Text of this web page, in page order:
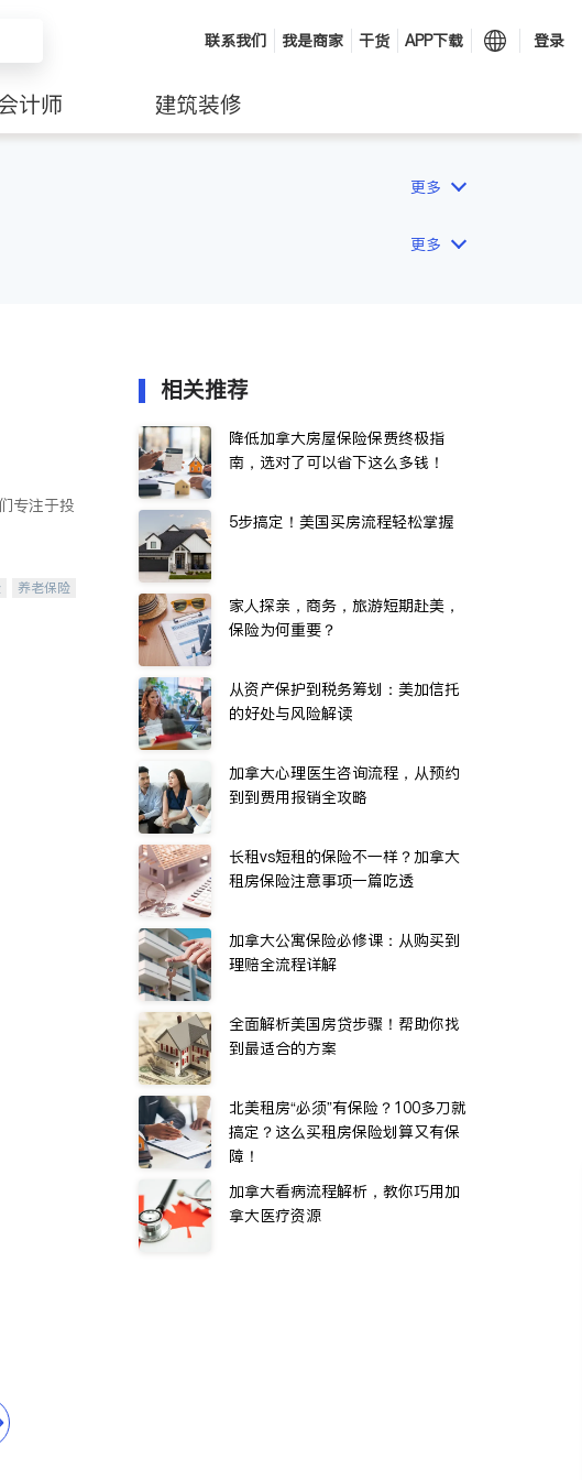
联系我们 我是商家 干货 APP下载 登录
计师 建筑装修
更多
更多
专注于投
养老保险
相关推荐
降低加拿大房屋保险保费终极指
南，选对了可以省下这么多钱！
5步搞定！美国买房流程轻松掌握
家人探亲，商务，旅游短期赴美，
保险为何重要？
从资产保护到税务筹划：美加信托
的好处与风险解读
加拿大心理医生咨询流程，从预约
到到费用报销全攻略
长租vs短租的保险不一样？加拿大
租房保险注意事项一篇吃透
加拿大公寓保险必修课：从购买到
理赔全流程详解
全面解析美国房贷步骤！帮助你找
到最适合的方案
北美租房“必须”有保险？100多刀就
搞定？这么买租房保险划算又有保
障！
加拿大看病流程解析，教你巧用加
拿大医疗资源